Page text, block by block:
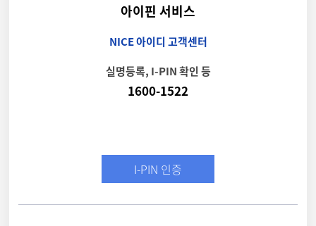
아이핀 서비스
NICE 아이디 고객센터
실명등록, I-PIN 확인 등
1600-1522
I-PIN 인증